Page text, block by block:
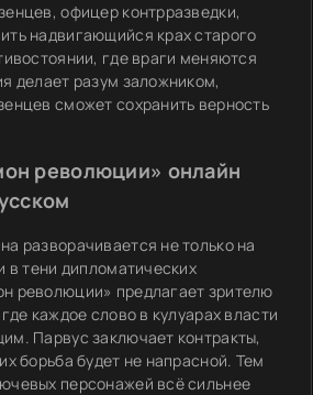
офицер контрразведки,
надвигающийся крах старого
где враги меняются
делает разум заложником,
сможет сохранить верность
революции» онлайн
разворачивается не только на
в тени дипломатических
революции» предлагает зрителю
каждое слово в кулуарах власти
Парвус заключает контракты,
борьба будет не напрасной. Тем
персонажей всё сильнее